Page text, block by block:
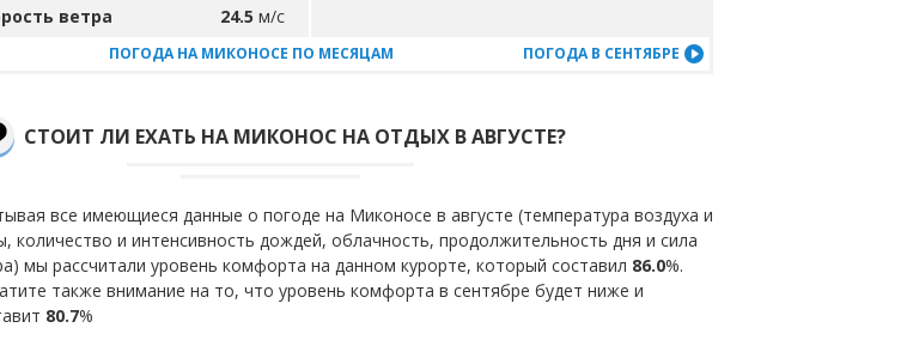
ветра 24.5 м/с
ПОГОДА НА МИКОНОСЕ ПО МЕСЯЦАМ ПОГОДА В СЕНТЯБРЕ
СТОИТ ЛИ ЕХАТЬ НА МИКОНОС НА ОТДЫХ В АВГУСТЕ?
все имеющиеся данные о погоде на Миконосе в августе (температура воздуха и
количество и интенсивность дождей, облачность, продолжительность дня и сила
мы рассчитали уровень комфорта на данном курорте, который составил 86.0%.
также внимание на то, что уровень комфорта в сентябре будет ниже и
80.7%